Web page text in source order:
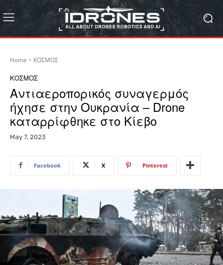
Home ΚΟΣΜΟΣ
ΚΟΣΜΟΣ
Αντιαεροπορικός συναγερμός
ήχησε στην Ουκρανία – Drone
καταρρίφθηκε στο Κίεβο
May 7, 2023
Facebook X Pinterest